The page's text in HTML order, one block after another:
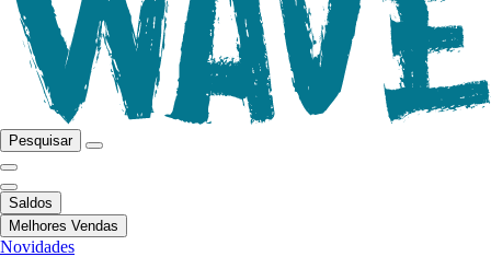
Pesquisar
Saldos
Melhores Vendas
Novidades